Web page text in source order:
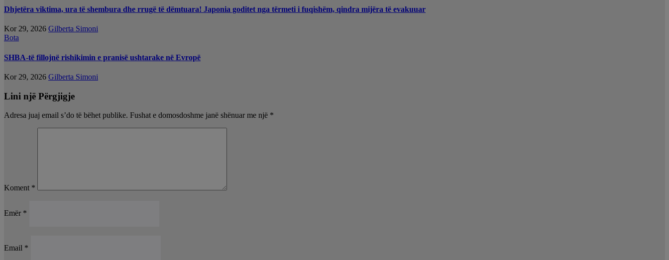
Dhjetëra viktima, ura të shembura dhe rrugë të dëmtuara! Japonia goditet nga tërmeti i fuqishëm, qindra mijëra të evakuuar
Kor 29, 2026 Gilberta Simoni
Bota
SHBA-të fillojnë rishikimin e pranisë ushtarake në Evropë
Kor 29, 2026 Gilberta Simoni
Lini një Përgjigje
Adresa juaj email s’do të bëhet publike. Fushat e domosdoshme janë shënuar me një *
Koment *
Emër *
Email *